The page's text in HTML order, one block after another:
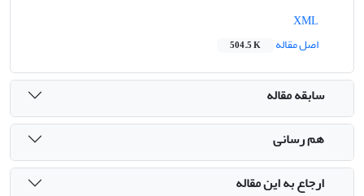
اصل مقاله
504.5 K
سابقه مقاله
هم رسانی
ارجاع به این مقاله